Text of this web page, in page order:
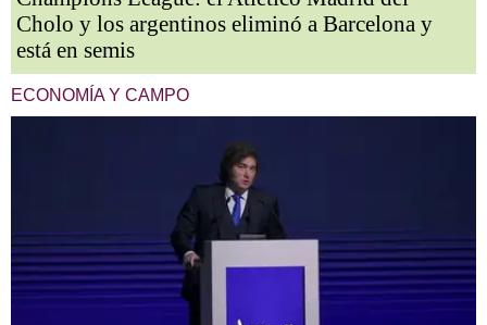
Cholo y los argentinos eliminó a Barcelona y
está en semis
ECONOMÍA Y CAMPO